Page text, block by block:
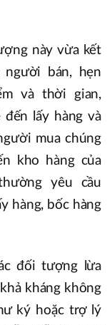
này vừa kết
bán, hẹn
và thời gian,
lấy hàng và
mua chúng
kho hàng của
yêu cầu
hàng, bốc hàng
đối tượng lừa
kháng không
ký hoặc trợ lý